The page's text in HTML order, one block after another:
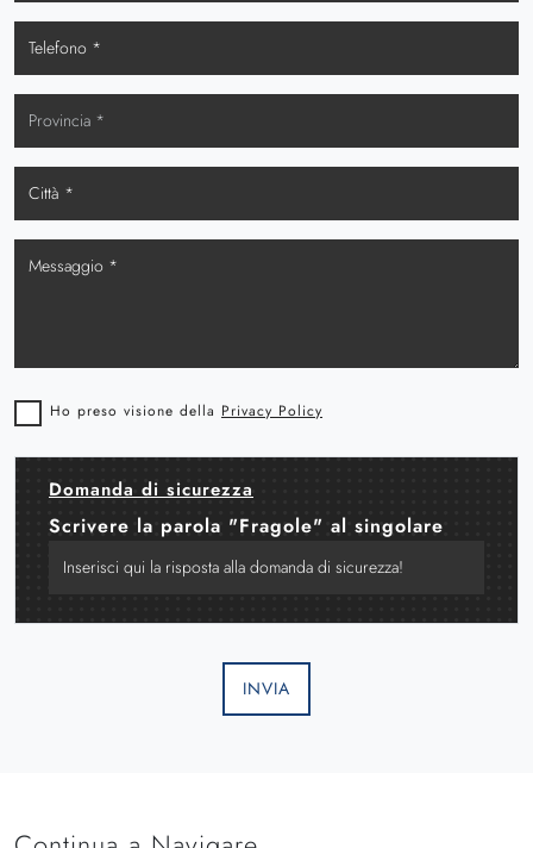
Ho preso visione della Privacy Policy
Domanda di sicurezza
Scrivere la parola "Fragole" al singolare
INVIA